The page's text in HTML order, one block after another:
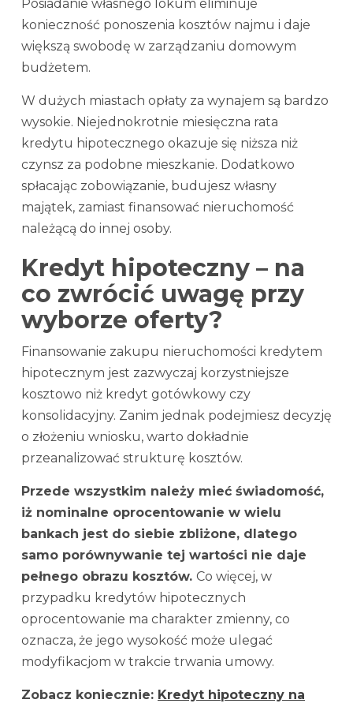
Posiadanie własnego lokum eliminuje
konieczność ponoszenia kosztów najmu i daje
większą swobodę w zarządzaniu domowym
budżetem.
W dużych miastach opłaty za wynajem są bardzo
wysokie. Niejednokrotnie miesięczna rata
kredytu hipotecznego okazuje się niższa niż
czynsz za podobne mieszkanie. Dodatkowo
spłacając zobowiązanie, budujesz własny
majątek, zamiast finansować nieruchomość
należącą do innej osoby.
Kredyt hipoteczny – na
co zwrócić uwagę przy
wyborze oferty?
Finansowanie zakupu nieruchomości kredytem
hipotecznym jest zazwyczaj korzystniejsze
kosztowo niż kredyt gotówkowy czy
konsolidacyjny. Zanim jednak podejmiesz decyzję
o złożeniu wniosku, warto dokładnie
przeanalizować strukturę kosztów.
Przede wszystkim należy mieć świadomość,
iż nominalne oprocentowanie w wielu
bankach jest do siebie zbliżone, dlatego
samo porównywanie tej wartości nie daje
pełnego obrazu kosztów. Co więcej, w
przypadku kredytów hipotecznych
oprocentowanie ma charakter zmienny, co
oznacza, że jego wysokość może ulegać
modyfikacjom w trakcie trwania umowy.
Zobacz koniecznie: Kredyt hipoteczny na